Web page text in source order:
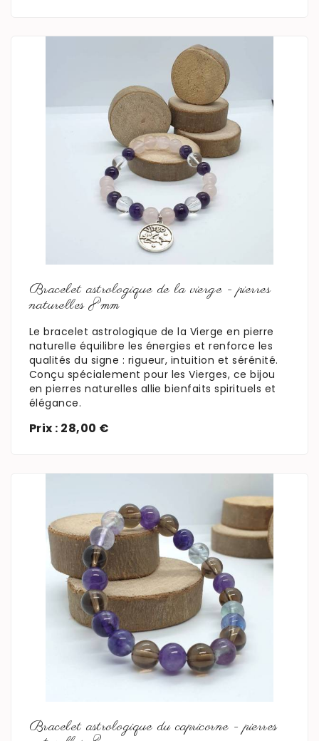
Bracelet astrologique de la vierge - pierres
naturelles 8mm
Le bracelet astrologique de la Vierge en pierre
naturelle équilibre les énergies et renforce les
qualités du signe : rigueur, intuition et sérénité.
Conçu spécialement pour les Vierges, ce bijou
en pierres naturelles allie bienfaits spirituels et
élégance.
Prix : 28,00 €
En savoir plus
Bracelet astrologique du capricorne - pierres